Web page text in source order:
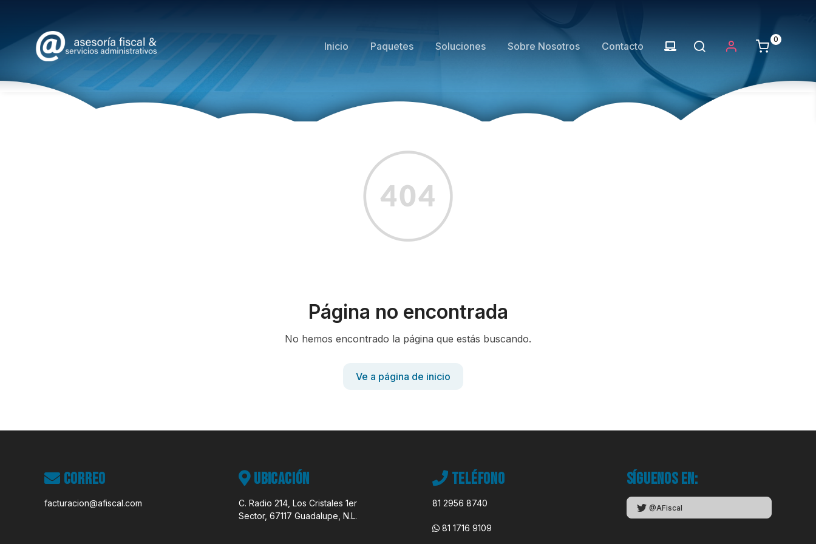
0
Inicio Paquetes Soluciones Sobre Nosotros Contacto
Página no encontrada
No hemos encontrado la página que estás buscando.
Ve a página de inicio
Correo
facturacion@afiscal.com
Ubicación
C. Radio 214, Los Cristales 1er
Sector, 67117 Guadalupe, N.L.
Teléfono
81 2956 8740
81 1716 9109
Síguenos en:
@AFiscal